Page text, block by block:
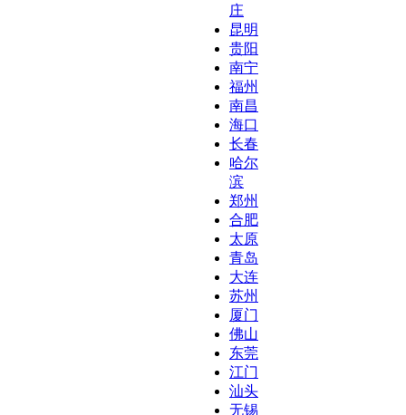
庄
昆明
贵阳
南宁
福州
南昌
海口
长春
哈尔
滨
郑州
合肥
太原
青岛
大连
苏州
厦门
佛山
东莞
江门
汕头
无锡